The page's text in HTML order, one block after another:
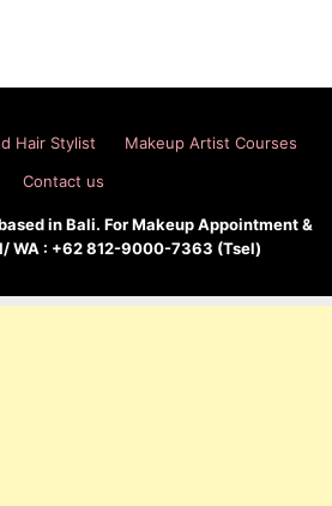
Hair Stylist
Makeup Artist Courses
Contact us
in Bali. For Makeup Appointment &
WA : +62 812-9000-7363 (Tsel)